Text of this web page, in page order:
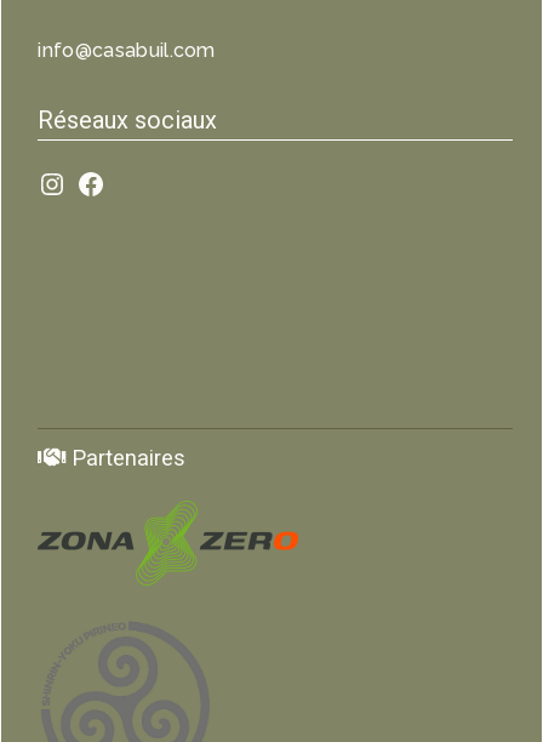
info@casabuil.com
Réseaux sociaux
Partenaires